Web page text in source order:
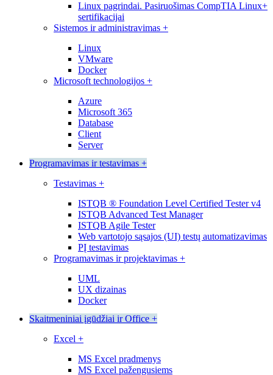
Linux pagrindai. Pasiruošimas CompTIA Linux+
sertifikacijai
Sistemos ir administravimas +
Linux
VMware
Docker
Microsoft technologijos +
Azure
Microsoft 365
Database
Client
Server
Programavimas ir testavimas +
Testavimas +
ISTQB ® Foundation Level Certified Tester v4
ISTQB Advanced Test Manager
ISTQB Agile Tester
Web vartotojo sąsajos (UI) testų automatizavimas
PĮ testavimas
Programavimas ir projektavimas +
UML
UX dizainas
Docker
Skaitmeniniai įgūdžiai ir Office +
Excel +
MS Excel pradmenys
MS Excel pažengusiems